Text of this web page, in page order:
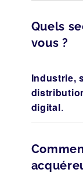
Quels
vous ?
Industrie,
digital.